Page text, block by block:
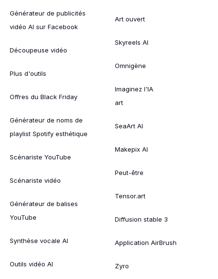
Générateur de publicités
vidéo AI sur Facebook
Découpeuse vidéo
Plus d'outils
Offres du Black Friday
Générateur de noms de
playlist Spotify esthétique
Scénariste YouTube
Scénariste vidéo
Générateur de balises
YouTube
Synthèse vocale AI
Outils vidéo AI
Art ouvert
Skyreels AI
Omnigène
Imaginez l'IA
art
SeaArt AI
Makepix AI
Peut-être
Tensor.art
Diffusion stable 3
Application AirBrush
Zyro